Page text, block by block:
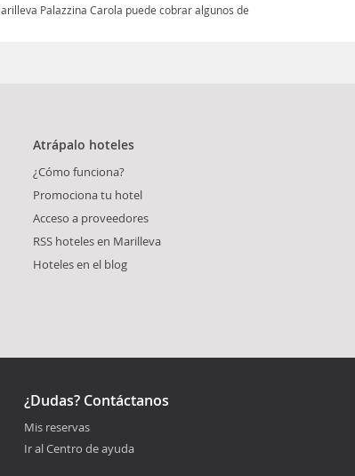
Palazzina Carola puede cobrar algunos de
Atrápalo hoteles
¿Cómo funciona?
Promociona tu hotel
Acceso a proveedores
RSS hoteles en Marilleva
Hoteles en el blog
¿Dudas? Contáctanos
Mis reservas
Ir al Centro de ayuda